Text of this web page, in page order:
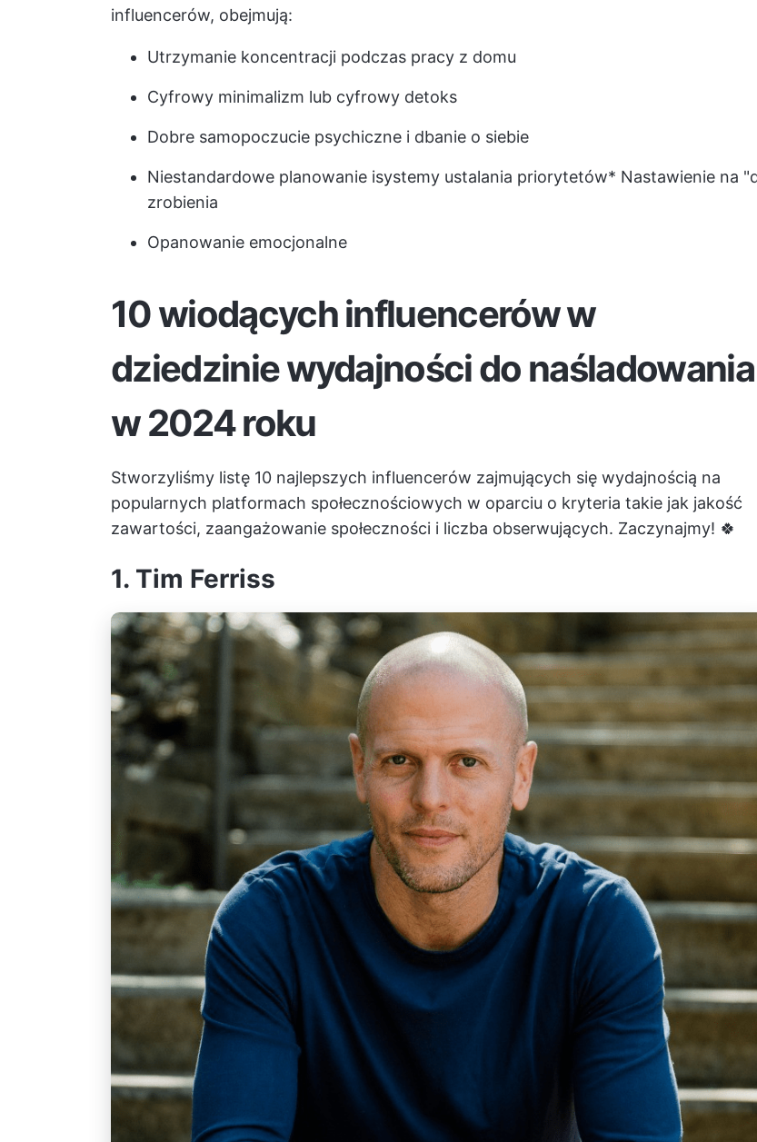
influencerów, obejmują:
Utrzymanie koncentracji podczas pracy z domu
Cyfrowy minimalizm lub cyfrowy detoks
Dobre samopoczucie psychiczne i dbanie o siebie
Niestandardowe planowanie isystemy ustalania priorytetów* Nastawienie na
zrobienia
Opanowanie emocjonalne
10 wiodących influencerów w
dziedzinie wydajności do naśladowania
w 2024 roku
Stworzyliśmy listę 10 najlepszych influencerów zajmujących się wydajnością na
popularnych platformach społecznościowych w oparciu o kryteria takie jak jakość
zawartości, zaangażowanie społeczności i liczba obserwujących. Zaczynajmy! 🍀
1. Tim Ferriss